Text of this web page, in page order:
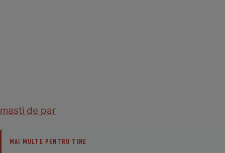
masti de par
MAI MULTE PENTRU TINE